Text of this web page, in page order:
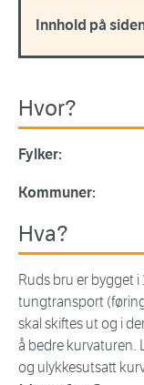
Innhold på
Hvor?
Fylker:
Kommuner:
Hva?
Ruds bru er bygget i
tungtransport
skal skiftes ut og i
å bedre kurvaturen.
og ulykkesutsatt